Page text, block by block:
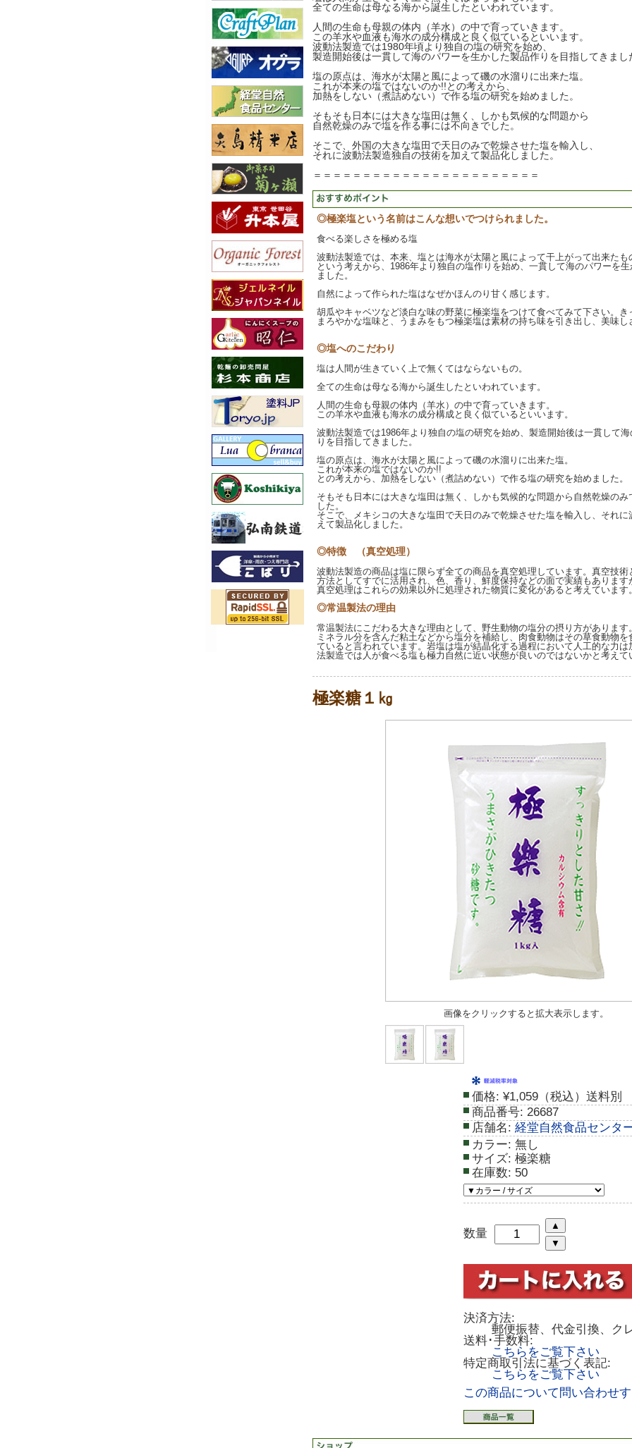
全ての生命は母なる海から誕生したといわれています。
人間の生命も母親の体内（羊水）の中で育っていきます。
この羊水や血液も海水の成分構成と良く似ているといいます。
波動法製造では1980年頃より独自の塩の研究を始め、
製造開始後は一貫して海のパワーを生かした製品作りを目指してきまし
塩の原点は、海水が太陽と風によって磯の水溜りに出来た塩。
これが本来の塩ではないのか!!との考えから、
加熱をしない（煮詰めない）で作る塩の研究を始めました。
そもそも日本には大きな塩田は無く、しかも気候的な問題から
自然乾燥のみで塩を作る事には不向きでした。
そこで、外国の大きな塩田で天日のみで乾燥させた塩を輸入し、
それに波動法製造独自の技術を加えて製品化しました。
＝＝＝＝＝＝＝＝＝＝＝＝＝＝＝＝＝＝＝＝＝＝＝
◎極楽塩という名前はこんな想いでつけられました。
食べる楽しさを極める塩
波動法製造では、本来、塩とは海水が太陽と風によって干上がって出来たも
という考えから、1986年より独自の塩作りを始め、一貫して海のパワーを
ました。
自然によって作られた塩はなぜかほんのり甘く感じます。
胡瓜やキャベツなど淡白な味の野菜に極楽塩をつけて食べてみて下さい。
まろやかな塩味と、うまみをもつ極楽塩は素材の持ち味を引き出し、美味
◎塩へのこだわり
塩は人間が生きていく上で無くてはならないもの。
全ての生命は母なる海から誕生したといわれています。
人間の生命も母親の体内（羊水）の中で育っていきます。
この羊水や血液も海水の成分構成と良く似ているといいます。
波動法製造では1986年より独自の塩の研究を始め、製造開始後は一貫して
りを目指してきました。
塩の原点は、海水が太陽と風によって磯の水溜りに出来た塩。
これが本来の塩ではないのか!!
との考えから、加熱をしない（煮詰めない）で作る塩の研究を始めました。
そもそも日本には大きな塩田は無く、しかも気候的な問題から自然乾燥の
した。
そこで、メキシコの大きな塩田で天日のみで乾燥させた塩を輸入し、それ
えて製品化しました。
◎特徴 （真空処理）
波動法製造の商品は塩に限らず全ての商品を真空処理しています。真空技
方法としてすでに活用され、色、香り、鮮度保持などの面で実績もありま
真空処理はこれらの効果以外に処理された物質に変化があると考えています
◎常温製法の理由
常温製法にこだわる大きな理由として、野生動物の塩分の摂り方がありま
ミネラル分を含んだ粘土などから塩分を補給し、肉食動物はその草食動物
ていると言われています。岩塩は塩が結晶化する過程において人工的な力
法製造では人が食べる塩も極力自然に近い状態が良いのではないかと考えて
極楽糖１㎏
画像をクリックすると拡大表示します。
価格: ¥1,059（税込）送料別
商品番号: 26687
店舗名: 経堂自然食品センタ
カラー: 無し
サイズ: 極楽糖
在庫数: 50
数量
決済方法:
郵便振替、代金引換、ク
送料･手数料:
こちらをご覧下さい
特定商取引法に基づく表記:
こちらをご覧下さい
この商品について問い合わせ